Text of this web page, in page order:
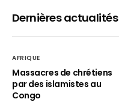
Dernières actualités
AFRIQUE
Massacres de chrétiens
par des islamistes au
Congo